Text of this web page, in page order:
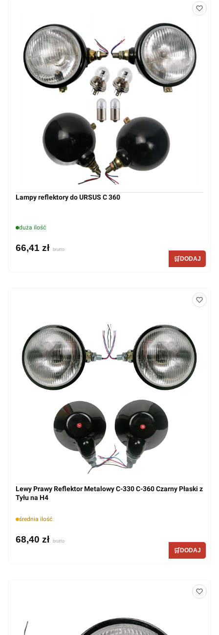
Lampy reflektory do URSUS C 360
duża ilość
66,41 zł
Lewy Prawy Reflektor Metalowy C-330 C-360 Czarny Płaski z
Tyłu na H4
średnia ilość
68,40 zł